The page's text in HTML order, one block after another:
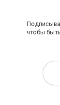
чтобы